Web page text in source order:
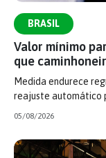
BRASIL
Valor mínimo
que
Medida endurece
reajuste automático
05/08/2026